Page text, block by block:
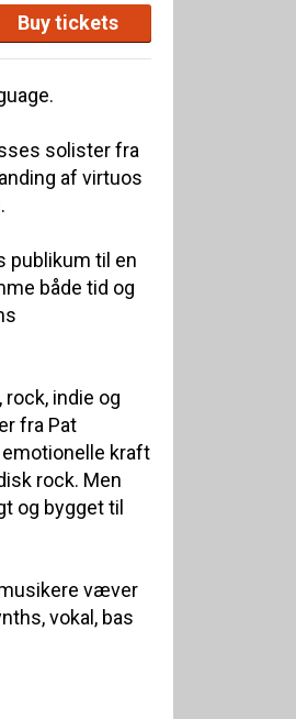
Buy tickets
solister fra
af virtuos
publikum til en
både tid og
indie og
fra Pat
kraft
rock. Men
og bygget til
væver
vokal, bas